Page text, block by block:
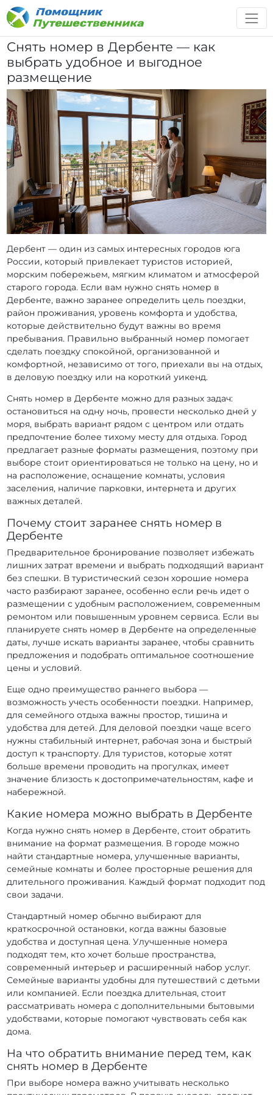
Снять номер в Дербенте — как
выбрать удобное и выгодное
размещение
Дербент — один из самых интересных городов юга
России, который привлекает туристов историей,
морским побережьем, мягким климатом и атмосферой
старого города. Если вам нужно снять номер в
Дербенте, важно заранее определить цель поездки,
район проживания, уровень комфорта и удобства,
которые действительно будут важны во время
пребывания. Правильно выбранный номер помогает
сделать поездку спокойной, организованной и
комфортной, независимо от того, приехали вы на отдых,
в деловую поездку или на короткий уикенд.
Снять номер в Дербенте можно для разных задач:
остановиться на одну ночь, провести несколько дней у
моря, выбрать вариант рядом с центром или отдать
предпочтение более тихому месту для отдыха. Город
предлагает разные форматы размещения, поэтому при
выборе стоит ориентироваться не только на цену, но и
на расположение, оснащение комнаты, условия
заселения, наличие парковки, интернета и других
важных деталей.
Почему стоит заранее снять номер в
Дербенте
Предварительное бронирование позволяет избежать
лишних затрат времени и выбрать подходящий вариант
без спешки. В туристический сезон хорошие номера
часто разбирают заранее, особенно если речь идет о
размещении с удобным расположением, современным
ремонтом или повышенным уровнем сервиса. Если вы
планируете снять номер в Дербенте на определенные
даты, лучше искать варианты заранее, чтобы сравнить
предложения и подобрать оптимальное соотношение
цены и условий.
Еще одно преимущество раннего выбора —
возможность учесть особенности поездки. Например,
для семейного отдыха важны простор, тишина и
удобства для детей. Для деловой поездки чаще всего
нужны стабильный интернет, рабочая зона и быстрый
доступ к транспорту. Для туристов, которые хотят
больше времени проводить на прогулках, имеет
значение близость к достопримечательностям, кафе и
набережной.
Какие номера можно выбрать в Дербенте
Когда нужно снять номер в Дербенте, стоит обратить
внимание на формат размещения. В городе можно
найти стандартные номера, улучшенные варианты,
семейные комнаты и более просторные решения для
длительного проживания. Каждый формат подходит под
свои задачи.
Стандартный номер обычно выбирают для
краткосрочной остановки, когда важны базовые
удобства и доступная цена. Улучшенные номера
подходят тем, кто хочет больше пространства,
современный интерьер и расширенный набор услуг.
Семейные варианты удобны для путешествий с детьми
или компанией. Если поездка длительная, стоит
рассматривать номера с дополнительными бытовыми
удобствами, которые помогают чувствовать себя как
дома.
На что обратить внимание перед тем, как
снять номер в Дербенте
При выборе номера важно учитывать несколько